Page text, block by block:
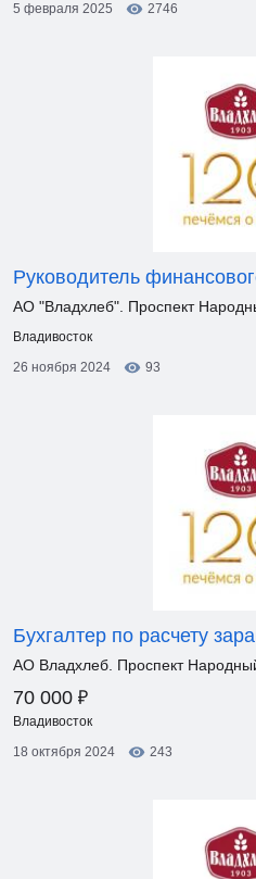
5 февраля 2025 2746
Руководитель
АО "Владхлеб". Проспект
Владивосток
26 ноября 2024
93
Бухгалтер по расчету
АО Владхлеб. Проспект
70 000 ₽
Владивосток
18 октября 2024
243